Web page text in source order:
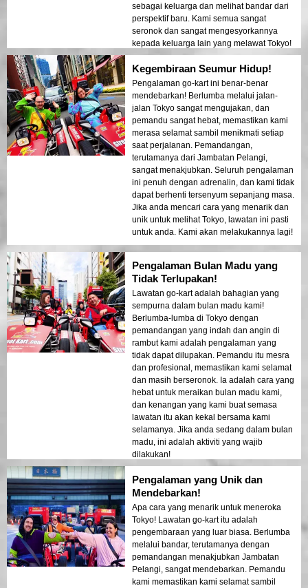
sebagai keluarga dan melihat bandar dari
perspektif baru. Kami semua sangat
seronok dan sangat mengesyorkannya
kepada keluarga lain yang melawat Tokyo!
Kegembiraan Seumur Hidup!
Pengalaman go-kart ini benar-benar
mendebarkan! Berlumba melalui jalan-
jalan Tokyo sangat mengujakan, dan
pemandu sangat hebat, memastikan kami
merasa selamat sambil menikmati setiap
saat perjalanan. Pemandangan,
terutamanya dari Jambatan Pelangi,
sangat menakjubkan. Seluruh pengalaman
ini penuh dengan adrenalin, dan kami tidak
dapat berhenti tersenyum sepanjang masa.
Jika anda mencari cara yang menarik dan
unik untuk melihat Tokyo, lawatan ini pasti
untuk anda. Kami akan melakukannya lagi!
Pengalaman Bulan Madu yang
Tidak Terlupakan!
Lawatan go-kart adalah bahagian yang
sempurna dalam bulan madu kami!
Berlumba-lumba di Tokyo dengan
pemandangan yang indah dan angin di
rambut kami adalah pengalaman yang
tidak dapat dilupakan. Pemandu itu mesra
dan profesional, memastikan kami selamat
dan masih berseronok. Ia adalah cara yang
hebat untuk meraikan bulan madu kami,
dan kenangan yang kami buat semasa
lawatan itu akan kekal bersama kami
selamanya. Jika anda sedang dalam bulan
madu, ini adalah aktiviti yang wajib
dilakukan!
Pengalaman yang Unik dan
Mendebarkan!
Apa cara yang menarik untuk meneroka
Tokyo! Lawatan go-kart itu adalah
pengembaraan yang luar biasa. Berlumba
melalui bandar, terutamanya dengan
pemandangan menakjubkan Jambatan
Pelangi, sangat mendebarkan. Pemandu
kami memastikan kami selamat sambil